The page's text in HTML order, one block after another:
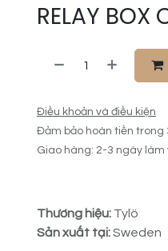
RELAY BOX
Điều khoản và điều kiện
Đảm bảo hoàn tiền trong
Giao hàng: 2-3 ngày làm
Thương hiệu: Tylö
Sản xuất tại:Sweden